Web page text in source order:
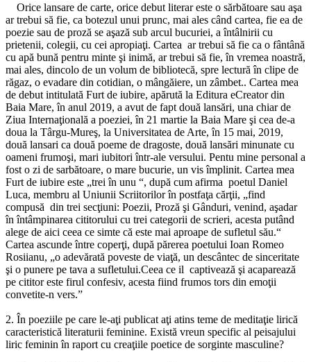
Orice lansare de carte, orice debut literar este o sărbătoare sau aşa
ar trebui să fie, ca botezul unui prunc, mai ales când cartea, fie ea de
poezie sau de proză se aşază sub arcul bucuriei, a întâlnirii cu
prietenii, colegii, cu cei apropiaţi. Cartea ar trebui să fie ca o fântână
cu apă bună pentru minte şi inimă, ar trebui să fie, în vremea noastră,
mai ales, dincolo de un volum de bibliotecă, spre lectură în clipe de
răgaz, o evadare din cotidian, o mângăiere, un zâmbet.. Cartea mea
de debut intitulată Furt de iubire, apărută la Editura eCreator din
Baia Mare, în anul 2019, a avut de fapt două lansări, una chiar de
Ziua Internaţională a poeziei, în 21 martie la Baia Mare şi cea de-a
doua la Târgu-Mureş, la Universitatea de Arte, în 15 mai, 2019,
două lansari ca două poeme de dragoste, două lansări minunate cu
oameni frumoşi, mari iubitori într-ale versului. Pentu mine personal a
fost o zi de sarbătoare, o mare bucurie, un vis împlinit. Cartea mea
Furt de iubire este „trei în unu “, după cum afirma poetul Daniel
Luca, membru al Uniunii Scriitorilor în postfaţa cărţii, „find
compusă din trei secţiuni: Poezii, Proză şi Gânduri, venind, aşadar
în întâmpinarea cititorului cu trei categorii de scrieri, acesta putând
alege de aici ceea ce simte că este mai aproape de sufletul său.“
Cartea ascunde între coperţi, după părerea poetului Ioan Romeo
Rosiianu, „o adevărată poveste de viaţă, un descântec de sinceritate
şi o punere pe tava a sufletului.Ceea ce il captivează şi acaparează
pe cititor este firul confesiv, acesta fiind frumos tors din emoţii
convetite-n vers.”
2. În poeziile pe care le-aţi publicat aţi atins teme de meditaţie lirică
caracteristică literaturii feminine. Există vreun specific al peisajului
liric feminin în raport cu creaţiile poetice de sorginte masculine?